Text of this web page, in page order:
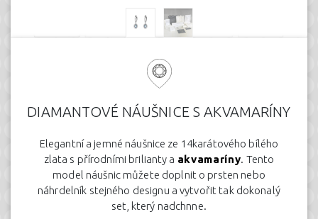
DIAMANTOVÉ NÁUŠNICE S AKVAMARÍNY
Elegantní a jemné náušnice ze 14karátového bílého
zlata s přírodními brilianty a akvamaríny. Tento
model náušnic můžete doplnit o prsten nebo
náhrdelník stejného designu a vytvořit tak dokonalý
set, který nadchnne.